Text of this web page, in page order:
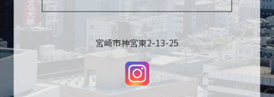
宮崎市神宮東2-13-25